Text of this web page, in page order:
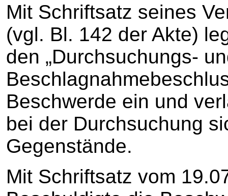
Mit Schriftsatz seines
(vgl. Bl. 142 der Akte)
den „Durchsuchungs-
Beschwerde ein und
bei der Durchsuchung
Gegenstände.
Mit Schriftsatz vom